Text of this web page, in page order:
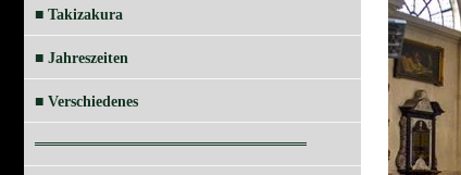
■ Takizakura
■ Jahreszeiten
■ Verschiedenes
═════════════════════════